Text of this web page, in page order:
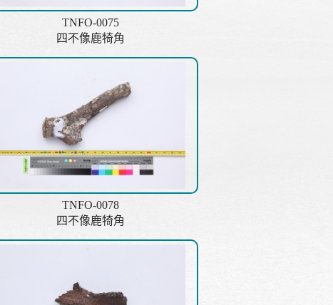
TNFO-0075
四不像鹿犄角
TNFO-0078
四不像鹿犄角